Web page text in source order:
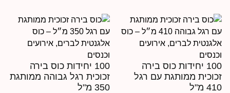
100 יחידות כוס בירה
ממותגת עם רגל
מ"ל
100 יחידות כוס בירה
זכוכית רגל גבוהה ממותגת
350 מ"ל